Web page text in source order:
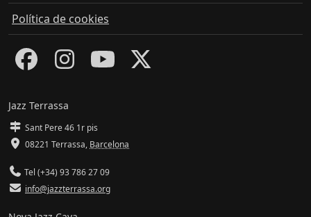
Política de cookies
Jazz Terrassa
Sant Pere 46 1r pis
08221 Terrassa, Barcelona
Tel (+34) 93 786 27 09
info@jazzterrassa.org